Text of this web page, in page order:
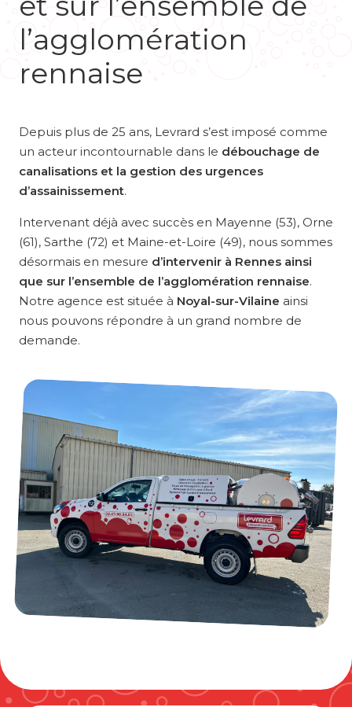
l’agglomération
rennaise
Depuis plus de 25 ans, Levrard s’est imposé comme
un acteur incontournable dans le débouchage de
canalisations et la gestion des urgences
d’assainissement.
Intervenant déjà avec succès en Mayenne (53), Orne
(61), Sarthe (72) et Maine-et-Loire (49), nous sommes
désormais en mesure d’intervenir à Rennes ainsi
que sur l’ensemble de l’agglomération rennaise.
Notre agence est située à Noyal-sur-Vilaine ainsi
nous pouvons répondre à un grand nombre de
demande.